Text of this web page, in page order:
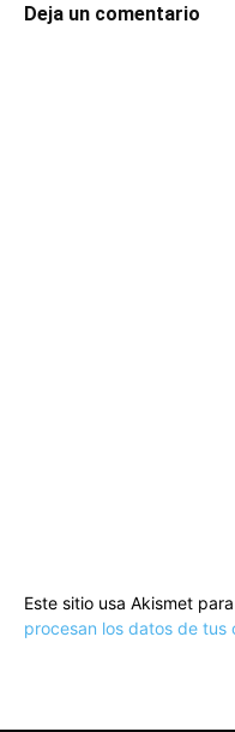
Deja un comentario
Este sitio usa Akismet
procesan los datos de tus